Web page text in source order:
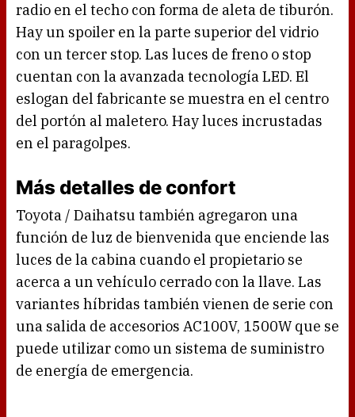
radio en el techo con forma de aleta de tiburón.
Hay un spoiler en la parte superior del vidrio
con un tercer stop. Las luces de freno o stop
cuentan con la avanzada tecnología LED. El
eslogan del fabricante se muestra en el centro
del portón al maletero. Hay luces incrustadas
en el paragolpes.
Más detalles de confort
Toyota / Daihatsu también agregaron una
función de luz de bienvenida que enciende las
luces de la cabina cuando el propietario se
acerca a un vehículo cerrado con la llave. Las
variantes híbridas también vienen de serie con
una salida de accesorios AC100V, 1500W que se
puede utilizar como un sistema de suministro
de energía de emergencia.